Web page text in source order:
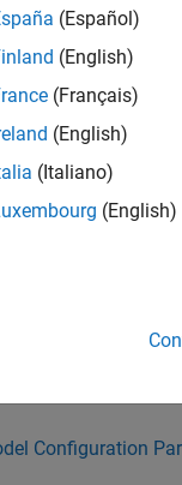
Multiply Strategy
Specific Floating
Configuration
Configuration
Configuration
(Español)
(English)
(Français)
(English)
(Italiano)
(English)